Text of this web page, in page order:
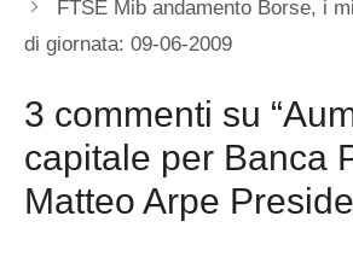
FTSE Mib andamento Borse, i
di giornata: 09-06-2009
3 commenti su
capitale per Banca
Matteo Arpe